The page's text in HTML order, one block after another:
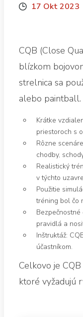
17 Okt 2023
CQB (Close
blízkom
strelnica sa
alebo paintball.
Krátke
priestoroch s
Rôzne
chodby,
Realistický
v týchto
Použitie
tréning bol čo
pravidlá a
Inštruktáž:
účastníkom.
Celkovo je
ktoré vyžadujú